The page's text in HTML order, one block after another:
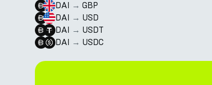
DAI → GBP
DAI → USD
DAI → USDT
DAI → USDC